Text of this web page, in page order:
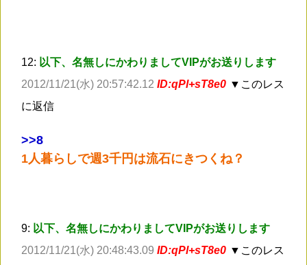
12: 以下、名無しにかわりましてVIPがお送りします
2012/11/21(水) 20:57:42.12 ID:qPl+sT8e0 ▼このレス
に返信
>>8
1人暮らしで週3千円は流石にきつくね？
9: 以下、名無しにかわりましてVIPがお送りします
2012/11/21(水) 20:48:43.09 ID:qPl+sT8e0 ▼このレス